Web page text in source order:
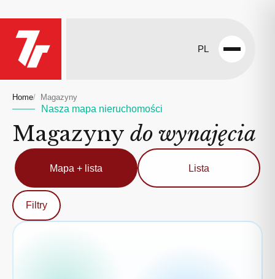
PL
Open
Home Magazyny
Nasza mapa nieruchomości
Magazyny do wynajęcia
Mapa + lista Lista
Filtry